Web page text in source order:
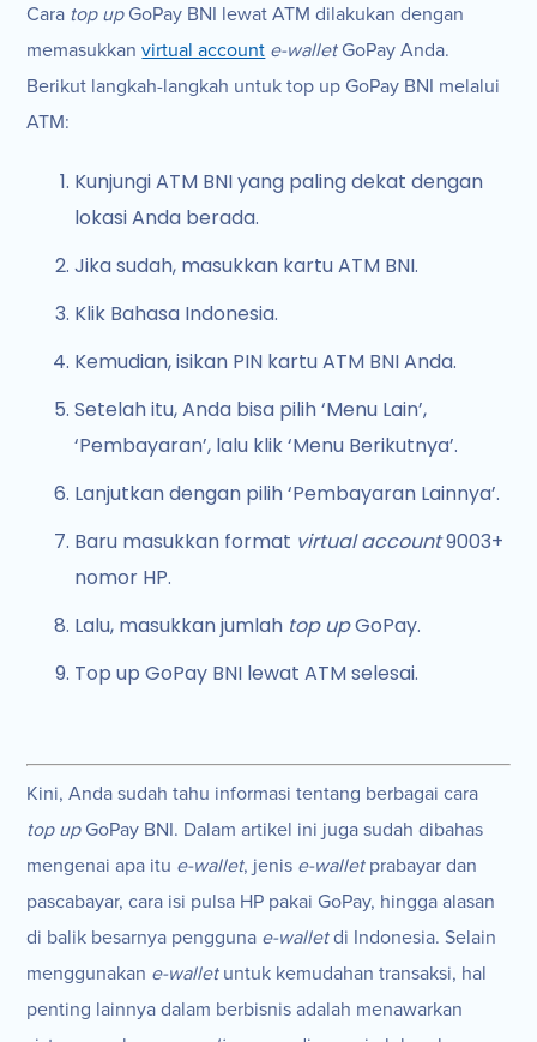
Cara top upGoPay BNI lewat ATM dilakukan dengan
memasukkanvirtual account e-walletGoPay Anda.
Berikut langkah-langkah untuk top up GoPay BNI melalui
ATM:
Kunjungi ATM BNI yang paling dekat dengan
lokasi Anda berada.
Jika sudah, masukkan kartu ATM BNI.
Klik Bahasa Indonesia.
Kemudian, isikan PIN kartu ATM BNI Anda.
Setelah itu, Anda bisa pilih ‘Menu Lain’,
‘Pembayaran’, lalu klik ‘Menu Berikutnya’.
Lanjutkan dengan pilih ‘Pembayaran Lainnya’.
Baru masukkan format virtual account9003+
nomor HP.
Lalu, masukkan jumlah top upGoPay.
Top up GoPay BNI lewat ATM selesai.
Kini, Anda sudah tahu informasi tentang berbagai cara
top upGoPay BNI. Dalam artikel ini juga sudah dibahas
mengenai apa itu e-wallet, jenis e-walletprabayar dan
pascabayar, cara isi pulsa HP pakai GoPay, hingga alasan
di balik besarnya pengguna e-walletdi Indonesia. Selain
menggunakan e-wallet untuk kemudahan transaksi, hal
penting lainnya dalam berbisnis adalah menawarkan